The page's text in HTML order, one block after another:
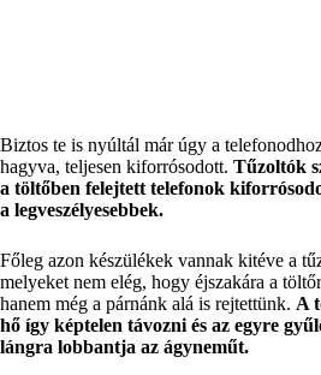
Biztos te is nyúltál már úgy a
hagyva, teljesen kiforrósodott. Tűzoltók
a töltőben felejtett telefonok
a legveszélyesebbek.
Főleg azon készülékek vannak kitéve a
melyeket nem elég, hogy éjszakára a
hanem még a párnánk alá is rejtettünk. A
hő így képtelen távozni és az egyre
lángra lobbantja az ágyneműt.